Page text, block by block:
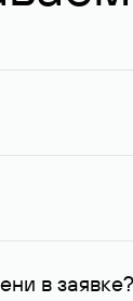
доступные
в заявке?